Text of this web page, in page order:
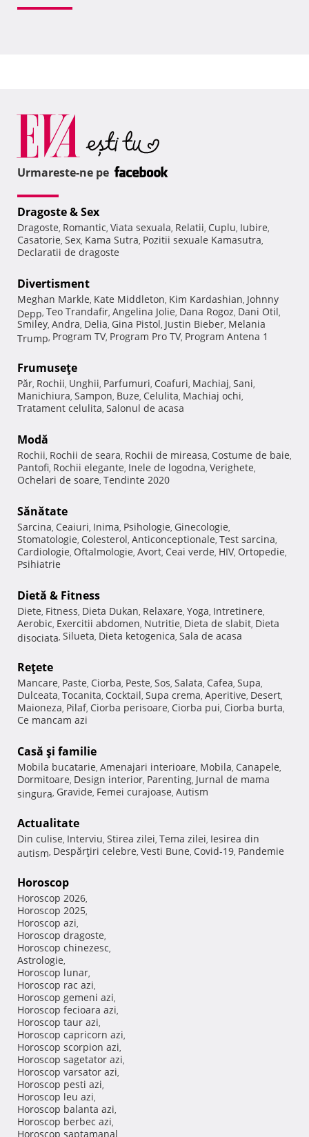
Urmareste-ne pe
Dragoste & Sex
Dragoste, Romantic, Viata sexuala, Relatii, Cuplu, Iubire,
Casatorie, Sex, Kama Sutra, Pozitii sexuale Kamasutra,
Declaratii de dragoste
Divertisment
Meghan Markle, Kate Middleton, Kim Kardashian, Johnny
Depp, Teo Trandafir, Angelina Jolie, Dana Rogoz, Dani Otil,
Smiley, Andra, Delia, Gina Pistol, Justin Bieber, Melania
Trump, Program TV, Program Pro TV, Program Antena 1
Frumuseţe
Păr, Rochii, Unghii, Parfumuri, Coafuri, Machiaj, Sani,
Manichiura, Sampon, Buze, Celulita, Machiaj ochi,
Tratament celulita, Salonul de acasa
Modă
Rochii, Rochii de seara, Rochii de mireasa, Costume de baie,
Pantofi, Rochii elegante, Inele de logodna, Verighete,
Ochelari de soare, Tendinte 2020
Sănătate
Sarcina, Ceaiuri, Inima, Psihologie, Ginecologie,
Stomatologie, Colesterol, Anticonceptionale, Test sarcina,
Cardiologie, Oftalmologie, Avort, Ceai verde, HIV, Ortopedie,
Psihiatrie
Dietă & Fitness
Diete, Fitness, Dieta Dukan, Relaxare, Yoga, Intretinere,
Aerobic, Exercitii abdomen, Nutritie, Dieta de slabit, Dieta
disociata, Silueta, Dieta ketogenica, Sala de acasa
Reţete
Mancare, Paste, Ciorba, Peste, Sos, Salata, Cafea, Supa,
Dulceata, Tocanita, Cocktail, Supa crema, Aperitive, Desert,
Maioneza, Pilaf, Ciorba perisoare, Ciorba pui, Ciorba burta,
Ce mancam azi
Casă şi familie
Mobila bucatarie, Amenajari interioare, Mobila, Canapele,
Dormitoare, Design interior, Parenting, Jurnal de mama
singura, Gravide, Femei curajoase, Autism
Actualitate
Din culise, Interviu, Stirea zilei, Tema zilei, Iesirea din
autism, Despărţiri celebre, Vesti Bune, Covid-19, Pandemie
Horoscop
Horoscop 2026,
Horoscop 2025,
Horoscop azi,
Horoscop dragoste,
Horoscop chinezesc,
Astrologie,
Horoscop lunar,
Horoscop rac azi,
Horoscop gemeni azi,
Horoscop fecioara azi,
Horoscop taur azi,
Horoscop capricorn azi,
Horoscop scorpion azi,
Horoscop sagetator azi,
Horoscop varsator azi,
Horoscop pesti azi,
Horoscop leu azi,
Horoscop balanta azi,
Horoscop berbec azi,
Horoscop saptamanal